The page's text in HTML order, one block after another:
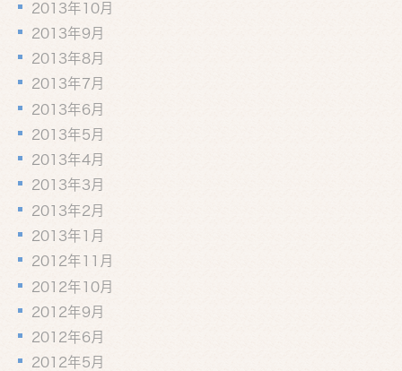
2013年10月
2013年9月
2013年8月
2013年7月
2013年6月
2013年5月
2013年4月
2013年3月
2013年2月
2013年1月
2012年11月
2012年10月
2012年9月
2012年6月
2012年5月